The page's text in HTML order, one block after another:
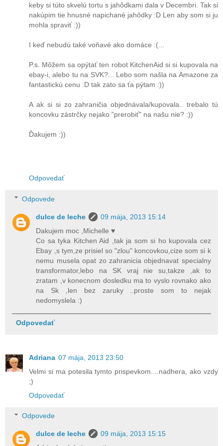
keby si túto skvelú tortu s jahôdkami dala v Decembri. Tak si
nakúpim tie hnusné napichané jahôdky :D Len aby som si ju
mohla spraviť :))
I keď nebudú také voňavé ako domáce :(...
P.s. Môžem sa opýtať ten robot KitchenAid si si kupovala na
ebay-i, alebo tu na SVK?... Lebo som našla na Amazone za
fantastickú cenu :D tak zato sa ťa pýtam :))
A ak si si zo zahraničia objednávala/kupovala.. trebalo tú
koncovku zástrčky nejako "prerobiť" na našu nie? :))
Ďakujem :))
Odpovedať
Odpovede
dulce de leche
09 mája, 2013 15:14
Dakujem moc ,Michelle ♥
Co sa tyka Kitchen Aid ,tak ja som si ho kupovala cez
Ebay ,s tym,ze prisiel so "zlou" koncovkou,cize som si k
nemu musela opat zo zahranicia objednavat specialny
transformator,lebo na SK vraj nie su,takze ,ak to
zratam ,v konecnom dosledku ma to vyslo rovnako ako
na Sk ,len bez zaruky ..proste som to nejak
nedomyslela :)
Odpovedať
Adriana 07 mája, 2013 23:50
Velmi si ma potesila tymto prispevkom....nadhera, ako vzdy
;)
Odpovedať
Odpovede
dulce de leche
09 mája, 2013 15:15